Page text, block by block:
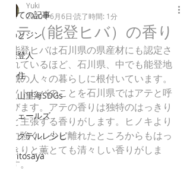
全ての記事
のとジン
能登人
移住
里山里海SDGs
ウェールズ
カクテルレシピ
mitosaya
アテ（能登ヒバ）の香り
Yuki
2020年6月6日 読了時間: 1分
能登ヒバは石川県の県産材にも認定さ
れているほど、石川県、中でも能登地
域の人々の暮らしに根付いています。
ノトヒバのことを石川県ではアテと呼
びます。アテの香りは独特のはっきり
と主張する香りがします。ヒノキより
力強く、少し離れたところからもはっ
きりと薫とても清々しい香りがしま
す。